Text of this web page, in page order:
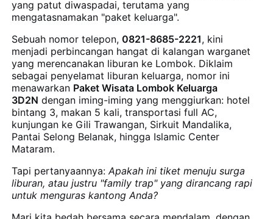
yang patut diwaspadai, terutama yang
mengatasnamakan "paket keluarga".
Sebuah nomor telepon,0821-8685-2221, kini
menjadi perbincangan hangat di kalangan warganet
yang merencanakan liburan ke Lombok. Diklaim
sebagai penyelamat liburan keluarga, nomor ini
menawarkan Paket Wisata Lombok Keluarga
3D2N dengan iming-iming yang menggiurkan: hotel
bintang 3, makan 5 kali, transportasi full AC,
kunjungan ke Gili Trawangan, Sirkuit Mandalika,
Pantai Selong Belanak, hingga Islamic Center
Mataram.
Tapi pertanyaannya:Apakah ini tiket menuju surga
liburan, atau justru "family trap" yang dirancang rapi
untuk menguras kantong Anda?